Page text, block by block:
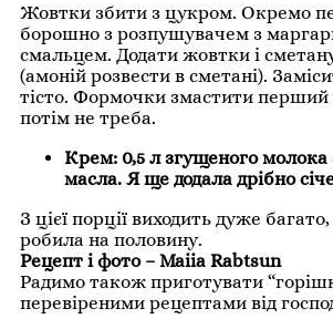
Жовтки збити з цукром. Окремо
борошно з розпушувачем з
смальцем. Додати жовтки і
(амоній розвести в сметані).
тісто. Формочки змастити перший
потім не треба.
Крем: 0,5 л згущеного молока
масла. Я ще додала дрібно
З цієї порції виходить дуже
робила на половину.
Рецепт і фото – Maiia Rabtsun
Радимо також приготувати
перевіреними рецептами від